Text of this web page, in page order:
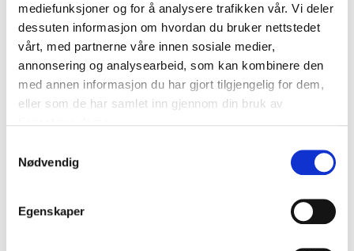
mediefunksjoner og for å analysere trafikken vår. Vi deler
dessuten informasjon om hvordan du bruker nettstedet
vårt, med partnerne våre innen sosiale medier,
annonsering og analysearbeid, som kan kombinere den
med annen informasjon du har gjort tilgjengelig for dem,
eller som de har samlet inn gjennom din bruk av
Nødvendig
Egenskaper
Kommentarer
Din e-postadresse vil ikke bli publisert.
Obligatoriske felt